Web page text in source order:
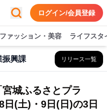
ログイン/会員登録
ファッション・美容 ライフスタ
振興課 リリース一覧
城ふるさとプラ
(土)・9日(日)の3日